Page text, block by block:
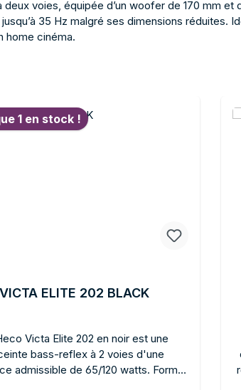
voies, équipée d’un woofer de 170 mm
35 Hz malgré ses dimensions réduites.
home cinéma.
1 en stock !
VICTA ELITE 202 BLACK
Victa Elite 202 en noir est une
bass-reflex à 2 voies d'une
admissible de 65/120 watts. Format